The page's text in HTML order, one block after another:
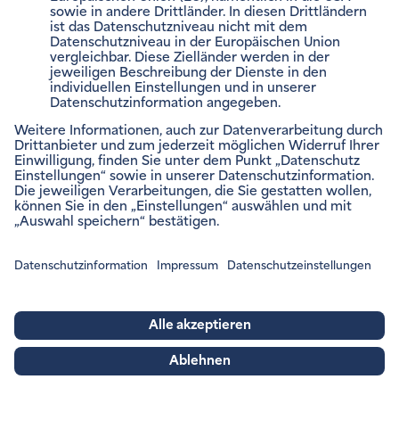
VERTRÄGE VERWALTEN
Impressum
Rechtliche Hinweise
Barrierefreiheitsinformation
Datenschutzinformation